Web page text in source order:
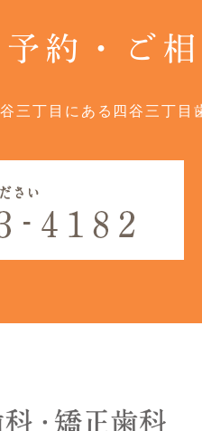
予約・ご
三丁目にある四谷三丁